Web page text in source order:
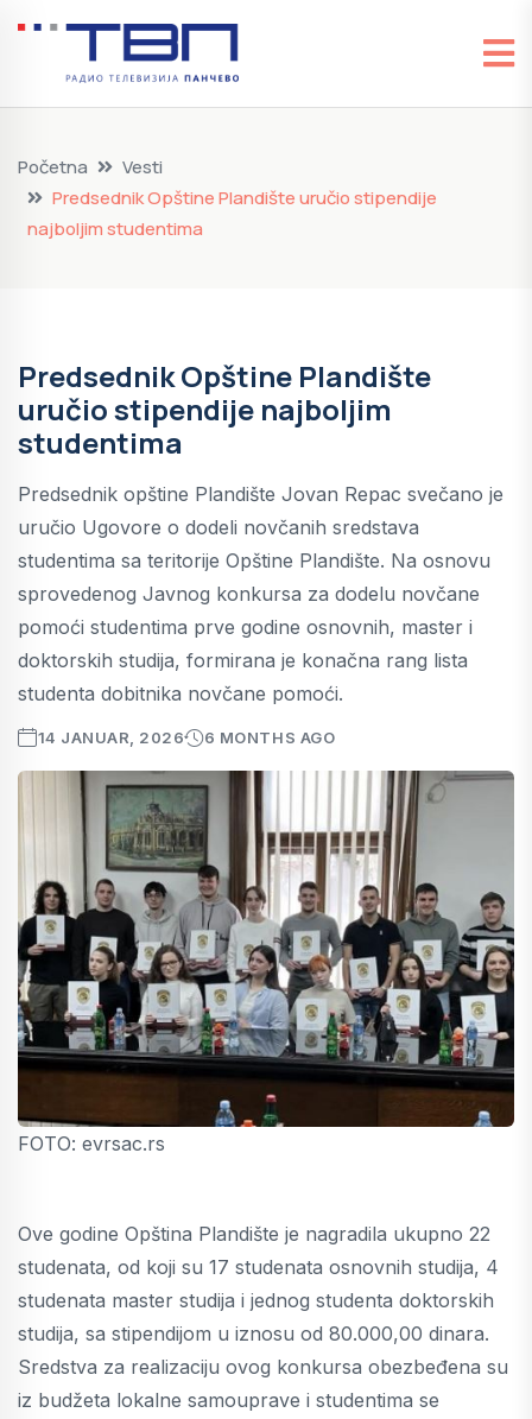
Početna
Vesti
Predsednik Opštine Plandište uručio stipendije
najboljim studentima
Predsednik Opštine Plandište
uručio stipendije najboljim
studentima
Predsednik opštine Plandište Jovan Repac svečano je
uručio Ugovore o dodeli novčanih sredstava
studentima sa teritorije Opštine Plandište. Na osnovu
sprovedenog Javnog konkursa za dodelu novčane
pomoći studentima prve godine osnovnih, master i
doktorskih studija, formirana je konačna rang lista
studenta dobitnika novčane pomoći.
14 JANUAR, 2026 6 MONTHS AGO
FOTO: evrsac.rs
Ove godine Opština Plandište je nagradila ukupno 22
studenata, od koji su 17 studenata osnovnih studija, 4
studenata master studija i jednog studenta doktorskih
studija, sa stipendijom u iznosu od 80.000,00 dinara.
Sredstva za realizaciju ovog konkursa obezbeđena su
iz budžeta lokalne samouprave i studentima se